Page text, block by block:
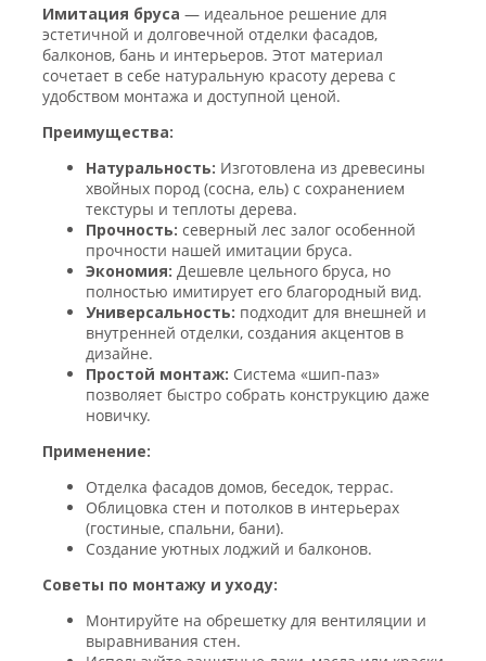
Имитация бруса — идеальное решение для
эстетичной и долговечной отделки фасадов,
балконов, бань и интерьеров. Этот материал
сочетает в себе натуральную красоту дерева с
удобством монтажа и доступной ценой.
Преимущества:
Натуральность: Изготовлена из древесины
хвойных пород (сосна, ель) с сохранением
текстуры и теплоты дерева.
Прочность: северный лес залог особенной
прочности нашей имитации бруса.
Экономия: Дешевле цельного бруса, но
полностью имитирует его благородный вид.
Универсальность: подходит для внешней и
внутренней отделки, создания акцентов в
дизайне.
Простой монтаж: Система «шип-паз»
позволяет быстро собрать конструкцию даже
новичку.
Применение:
Отделка фасадов домов, беседок, террас.
Облицовка стен и потолков в интерьерах
(гостиные, спальни, бани).
Создание уютных лоджий и балконов.
Советы по монтажу и уходу:
Монтируйте на обрешетку для вентиляции и
выравнивания стен.